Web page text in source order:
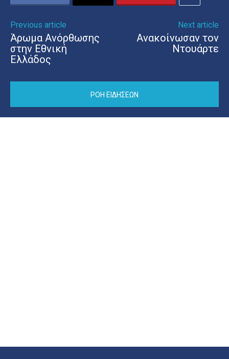
Previous article
Άρωμα Ανόρθωσης
στην Εθνική
Ελλάδος
Next article
Ανακοίνωσαν τον
Ντουάρτε
ΡΟΗ ΕΙΔΗΣΕΩΝ